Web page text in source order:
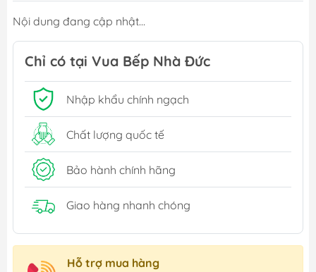
Nội dung đang cập nhật...
Chỉ có tại Vua Bếp Nhà Đức
Nhập khẩu chính ngạch
Chất lượng quốc tế
Bảo hành chính hãng
Giao hàng nhanh chóng
Hỗ trợ mua hàng